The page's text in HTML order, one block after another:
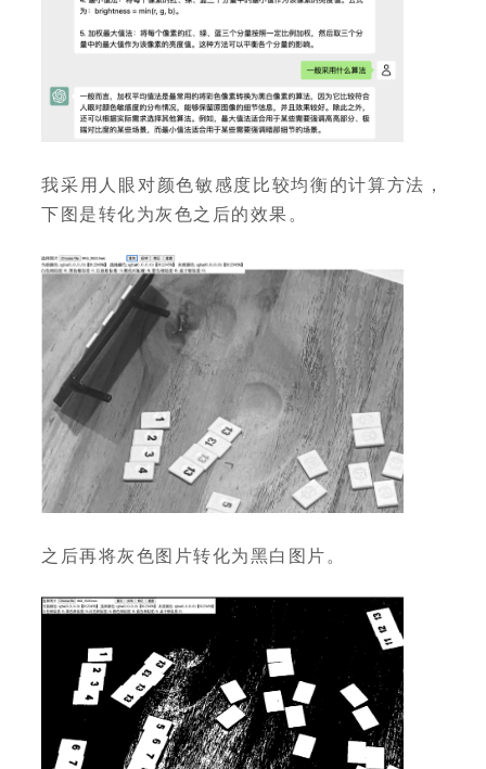
我采用人眼对颜色敏感度比较均衡的计算方法，
下图是转化为灰色之后的效果。
之后再将灰色图片转化为黑白图片。